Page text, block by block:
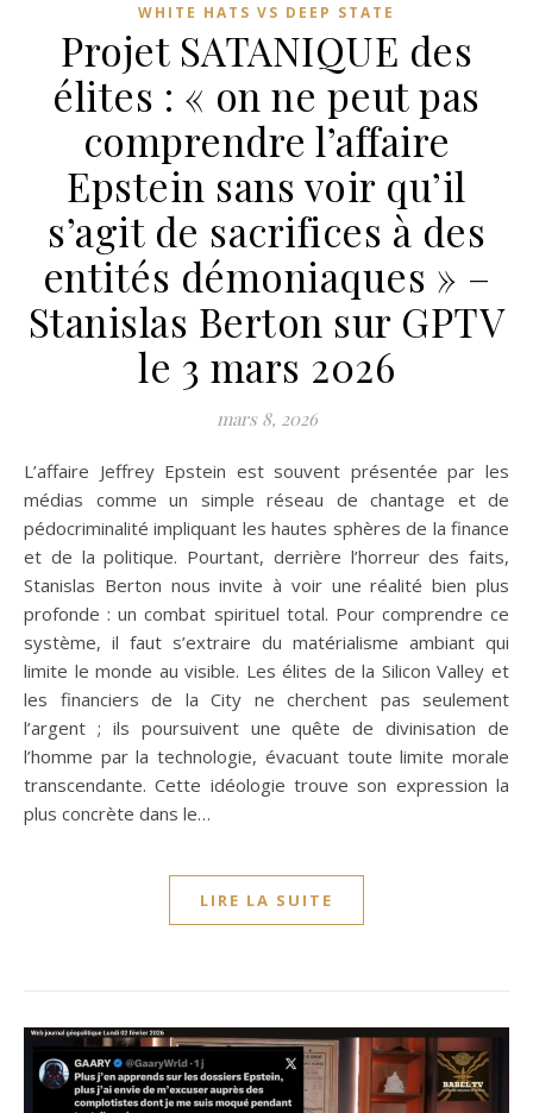
WHITE HATS VS DEEP STATE
Projet SATANIQUE des
élites : « on ne peut pas
comprendre l’affaire
Epstein sans voir qu’il
s’agit de sacrifices à des
entités démoniaques » –
Stanislas Berton sur GPTV
le 3 mars 2026
mars 8, 2026
L’affaire Jeffrey Epstein est souvent présentée par les
médias comme un simple réseau de chantage et de
pédocriminalité impliquant les hautes sphères de la finance
et de la politique. Pourtant, derrière l’horreur des faits,
Stanislas Berton nous invite à voir une réalité bien plus
profonde : un combat spirituel total. Pour comprendre ce
système, il faut s’extraire du matérialisme ambiant qui
limite le monde au visible. Les élites de la Silicon Valley et
les financiers de la City ne cherchent pas seulement
l’argent ; ils poursuivent une quête de divinisation de
l’homme par la technologie, évacuant toute limite morale
transcendante. Cette idéologie trouve son expression la
plus concrète dans le…
LIRE LA SUITE